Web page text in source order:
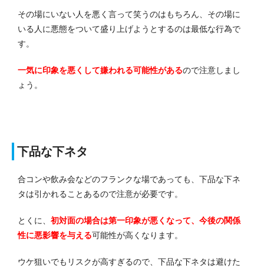
その場にいない人を悪く言って笑うのはもちろん、その場に
いる人に悪態をついて盛り上げようとするのは最低な行為で
す。
一気に印象を悪くして嫌われる可能性があるので注意しまし
ょう。
下品な下ネタ
合コンや飲み会などのフランクな場であっても、下品な下ネ
タは引かれることあるので注意が必要です。
とくに、 初対面の場合は第一印象が悪くなって、今後の関係
性に悪影響を与える可能性が高くなります。
ウケ狙いでもリスクが高すぎるので、下品な下ネタは避けた